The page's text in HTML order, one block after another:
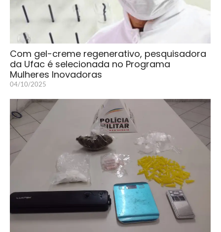
Com gel-creme regenerativo, pesquisadora
da Ufac é selecionada no Programa
Mulheres Inovadoras
04/10/2025